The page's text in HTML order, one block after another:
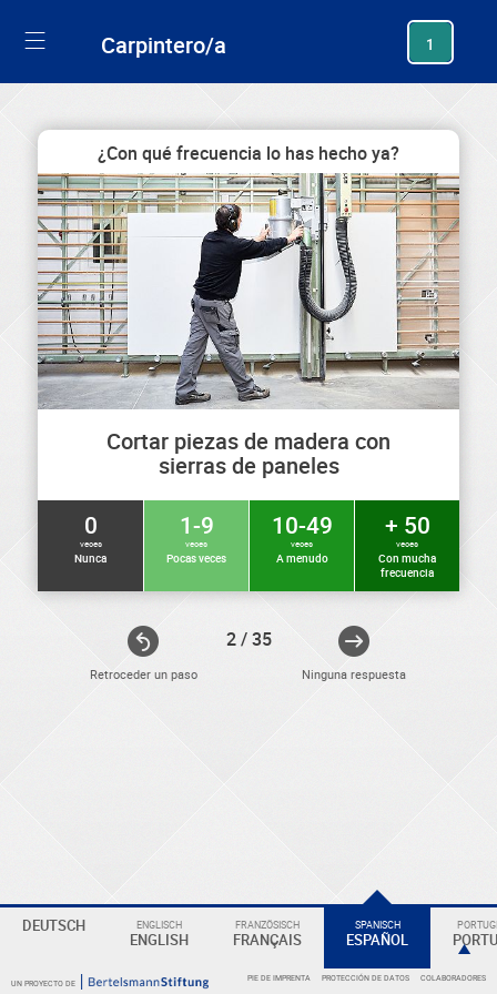
Carpintero/a 1
Retroceder un paso
¿Con qué frecuencia lo has hecho ya?
Cortar piezas de madera con
sierras de paneles
0
veces
Nunca
1-9
veces
Pocas veces
10-49
veces
A menudo
+ 50
veces
Con mucha
frecuencia
2 / 35
Ninguna respuesta
DEUTSCH ENGLISCH
ENGLISH
FRANZÖSISCH
FRANÇAIS
SPANISCH
ESPAÑOL
UN PROYECTO DE PIE DE IMPRENTA PROTECCIÓN DE DATOS COLABORADORES
ELEKTRONIKER
Überschrift